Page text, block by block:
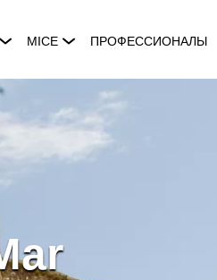
MICE ПРОФЕССИОНАЛЫ